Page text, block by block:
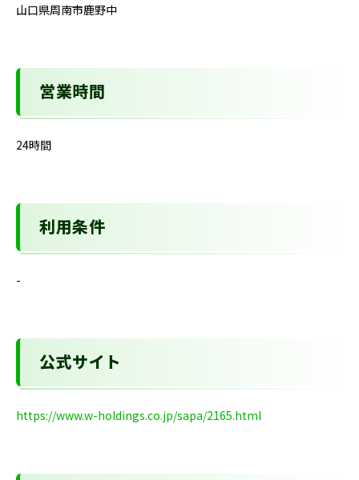
山口県周南市鹿野中
営業時間
24時間
利用条件
-
公式サイト
https://www.w-holdings.co.jp/sapa/2165.html